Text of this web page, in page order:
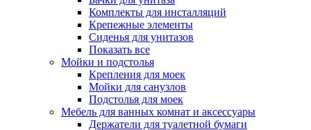
Комплекты для инсталляций
Крепежные элементы
Сиденья для унитазов
Показать все
Мойки и подстолья
Крепления для моек
Мойки для санузлов
Подстолья для моек
Мебель для ванных комнат и аксессуары
Держатели для туалетной бумаги